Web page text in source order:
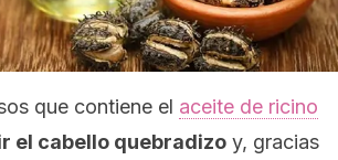
que contiene el aceite de ricino
el cabello quebradizo y, gracias